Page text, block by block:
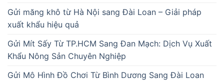
Gửi măng khô từ Hà Nội sang Đài Loan – Giải pháp
xuất khẩu hiệu quả
Gửi Mít Sấy Từ TP.HCM Sang Đan Mạch: Dịch Vụ Xuất
Khẩu Nông Sản Chuyên Nghiệp
Gửi Mô Hình Đồ Chơi Từ Bình Dương Sang Đài Loan